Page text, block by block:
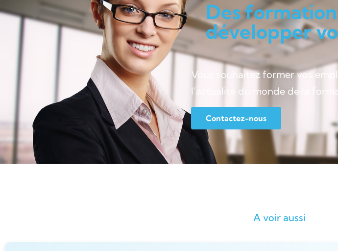
Des
développer
Vous souhaitez former vos
l’actualité du monde de la
Contactez-nous
A voir aussi